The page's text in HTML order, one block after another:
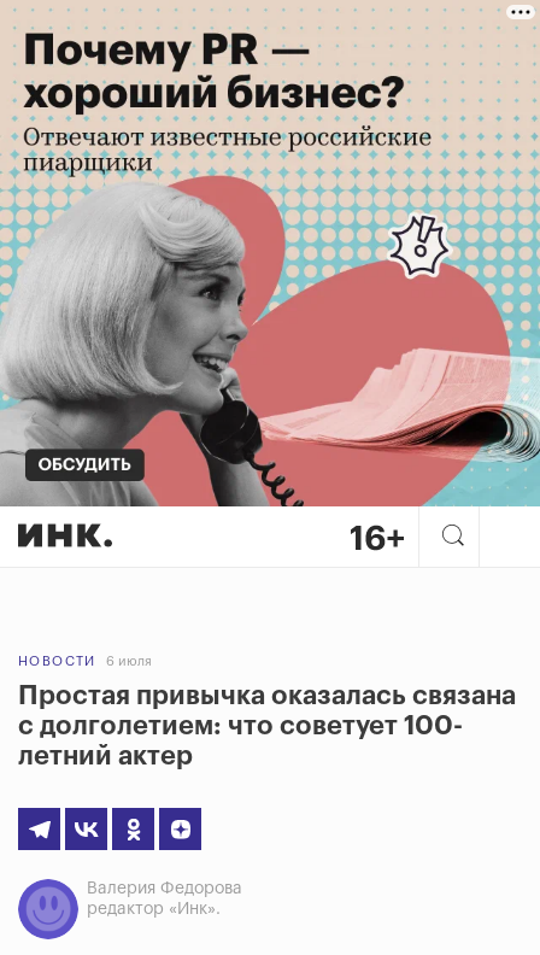
НОВОСТИ 6 июля
Простая привычка оказалась связана
с долголетием: что советует 100-
летний актер
Валерия Федорова
редактор «Инк».